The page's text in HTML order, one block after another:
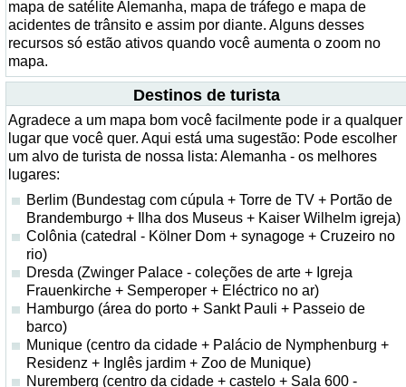
mapa de satélite Alemanha, mapa de tráfego e mapa de
acidentes de trânsito e assim por diante. Alguns desses
recursos só estão ativos quando você aumenta o zoom no
mapa.
Destinos de turista
Agradece a um mapa bom você facilmente pode ir a qualquer
lugar que você quer. Aqui está uma sugestão: Pode escolher
um alvo de turista de nossa lista: Alemanha - os melhores
lugares:
Berlim (Bundestag com cúpula + Torre de TV + Portão de
Brandemburgo + Ilha dos Museus + Kaiser Wilhelm igreja)
Colônia (catedral - Kölner Dom + synagoge + Cruzeiro no
rio)
Dresda (Zwinger Palace - coleções de arte + Igreja
Frauenkirche + Semperoper + Eléctrico no ar)
Hamburgo (área do porto + Sankt Pauli + Passeio de
barco)
Munique (centro da cidade + Palácio de Nymphenburg +
Residenz + Inglês jardim + Zoo de Munique)
Nuremberg (centro da cidade + castelo + Sala 600 -